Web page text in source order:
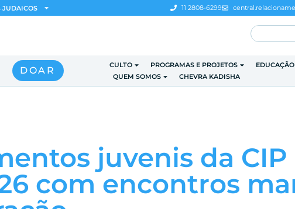
JUDAICOS 11 2808-6299
DOAR CULTO PROGRAMAS E PROJETOS
QUEM SOMOS
CHEVRA KADISHA
juvenis da
com encontros